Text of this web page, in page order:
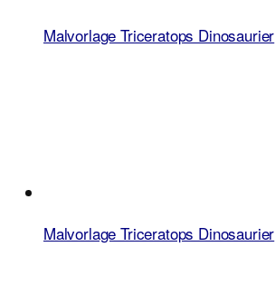
Malvorlage Triceratops Dinosaurier
Malvorlage Triceratops Dinosaurier